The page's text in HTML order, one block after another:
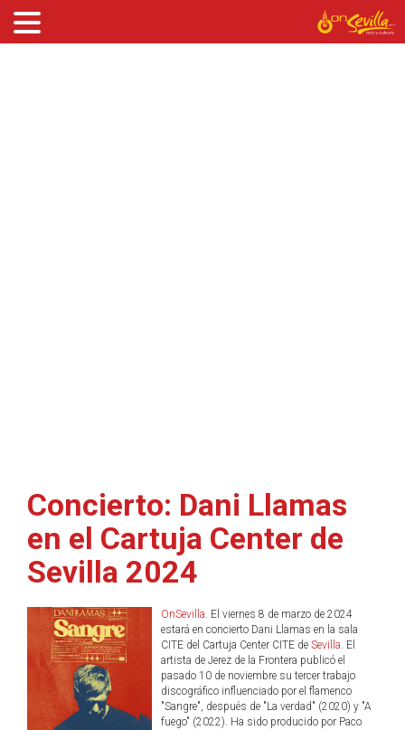
Concierto: Dani Llamas
en el Cartuja Center de
Sevilla 2024
OnSevilla. El viernes 8 de marzo de 2024
estará en concierto Dani Llamas en la sala
CITE del Cartuja Center CITE de Sevilla. El
artista de Jerez de la Frontera publicó el
pasado 10 de noviembre su tercer trabajo
discográfico influenciado por el flamenco
"Sangre", después de "La verdad" (2020) y "A
fuego" (2022). Ha sido producido por Paco